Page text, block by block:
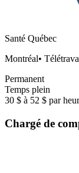
Santé Québec
Montréal•
Permanent
Temps plein
30 $ à 52 $ par
Chargé de